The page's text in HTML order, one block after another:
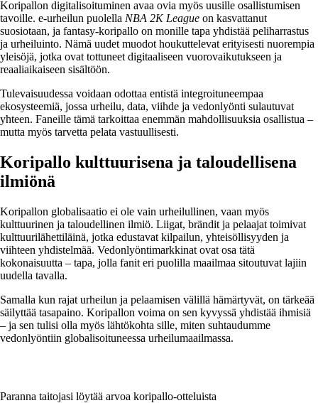
Koripallon digitalisoituminen avaa ovia myös uusille osallistumisen
tavoille. e-urheilun puolella NBA 2K League on kasvattanut
suosiotaan, ja fantasy-koripallo on monille tapa yhdistää peliharrastus
ja urheiluinto. Nämä uudet muodot houkuttelevat erityisesti nuorempia
yleisöjä, jotka ovat tottuneet digitaaliseen vuorovaikutukseen ja
reaaliaikaiseen sisältöön.
Tulevaisuudessa voidaan odottaa entistä integroituneempaa
ekosysteemiä, jossa urheilu, data, viihde ja vedonlyönti sulautuvat
yhteen. Faneille tämä tarkoittaa enemmän mahdollisuuksia osallistua –
mutta myös tarvetta pelata vastuullisesti.
Koripallo kulttuurisena ja taloudellisena
ilmiönä
Koripallon globalisaatio ei ole vain urheilullinen, vaan myös
kulttuurinen ja taloudellinen ilmiö. Liigat, brändit ja pelaajat toimivat
kulttuurilähettiläinä, jotka edustavat kilpailun, yhteisöllisyyden ja
viihteen yhdistelmää. Vedonlyöntimarkkinat ovat osa tätä
kokonaisuutta – tapa, jolla fanit eri puolilla maailmaa sitoutuvat lajiin
uudella tavalla.
Samalla kun rajat urheilun ja pelaamisen välillä hämärtyvät, on tärkeää
säilyttää tasapaino. Koripallon voima on sen kyvyssä yhdistää ihmisiä
– ja sen tulisi olla myös lähtökohta sille, miten suhtaudumme
vedonlyöntiin globalisoituneessa urheilumaailmassa.
Paranna taitojasi löytää arvoa koripallo-otteluista